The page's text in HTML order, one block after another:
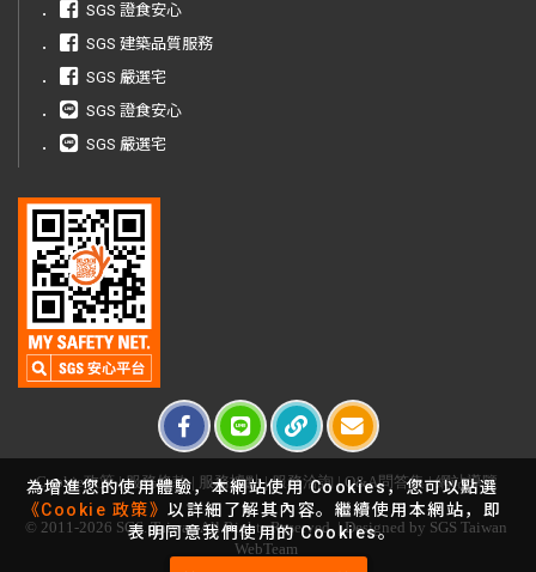
．
SGS 證食安心
．
SGS 建築品質服務
．
SGS 嚴選宅
．
SGS 證食安心
．
SGS 嚴選宅
Cookie政策 |服務條款 | 服務據點 |服務洽詢 |Q&A問答集 |網站導覽
© 2011-2026 SGS. Taiwan All Rights Reserved. | Designed by SGS Taiwan
WebTeam
為增進您的使用體驗，本網站使用 Cookies，您可以點選
《Cookie 政策》以詳細了解其內容。繼續使用本網站，即
表明同意我們使用的 Cookies。